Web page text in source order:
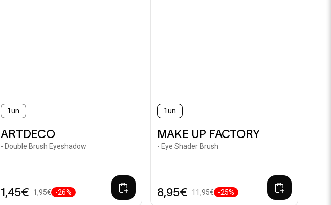
1un
ARTDECO
- Double Brush Eyeshadow
1,45€ 1,95€ -26%
1un
MAKE UP FACTORY
- Eye Shader Brush
8,95€ 11,95€ -25%